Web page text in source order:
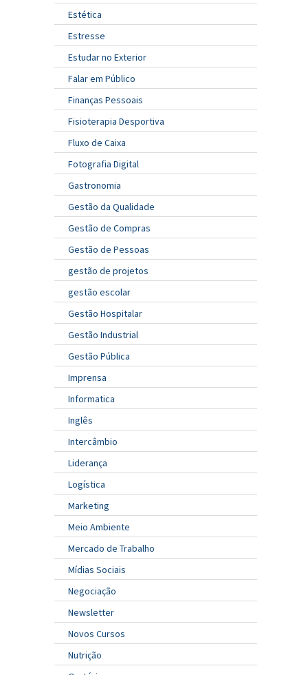
Estética
Estresse
Estudar no Exterior
Falar em Público
Finanças Pessoais
Fisioterapia Desportiva
Fluxo de Caixa
Fotografia Digital
Gastronomia
Gestão da Qualidade
Gestão de Compras
Gestão de Pessoas
gestão de projetos
gestão escolar
Gestão Hospitalar
Gestão Industrial
Gestão Pública
Imprensa
Informatica
Inglês
Intercâmbio
Liderança
Logística
Marketing
Meio Ambiente
Mercado de Trabalho
Mídias Sociais
Negociação
Newsletter
Novos Cursos
Nutrição